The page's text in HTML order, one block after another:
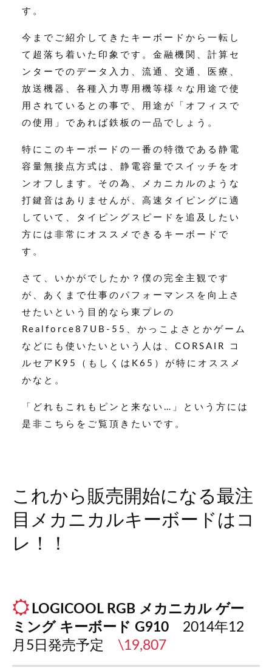
す。
今までご紹介してきたキーボードから一転し
て超落ち着いた印象です。金融機関、計算セ
ンターでのデータ入力、流通、交通、医療、
放送機器、各種入力専用機等様々な用途で使
用されているとの事で、用途が「オフィスで
の使用」であれば鉄板の一品でしょう。
特にこのキーボードの一番の特徴である静電
容量無接点方式は、静電容量でスイッチをオ
ンオフします。その為、メカニカルのような
打鍵音はありませんが、高速タイピングに適
していて、タイピングスピードを追及したい
方には非常にオススメできるキーボードで
す。
さて、いかがでしたか？僕の完全主観です
が、あくまで仕事のパフォーマンスを向上さ
せたいという目的なら東プレの
Realforce87UB-55、かっこよさとかゲーム
などにも使いたいという人は、CORSAIR コ
ルセアK95（もしくはK65）が特にオススメ
かなと。
「どれもこれもピンと来ない…」という方には
是非こちらをご覧頂きたいです。
これから販売開始になる最注
目メカニカルキーボードはコ
レ！！
LOGICOOL RGB メカニカル ゲー
ミング キーボード G910 2014年12
月5日発売予定 \19,807